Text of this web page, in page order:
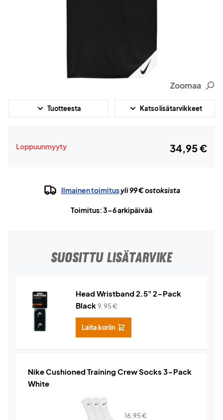
Zoomaa
Tuotteesta Katso lisätarvikkeet
Loppuunmyyty 34,95 €
Ilmainen toimitusyli 99 € ostoksista
Toimitus: 3-6 arkipäivää
SUOSITTU LISÄTARVIKE
Head Wristband 2.5" 2-Pack
Black9,95€
Laita koriin
Nike Cushioned Training Crew Socks 3-Pack
White
16,95€